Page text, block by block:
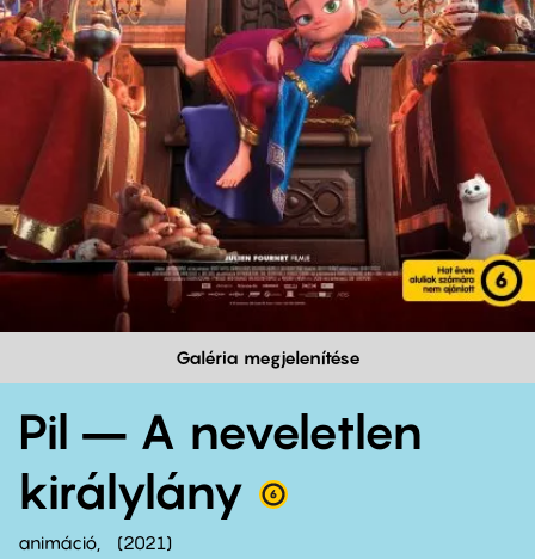
Galéria megjelenítése
Pil – A neveletlen
királylány
animáció
2021